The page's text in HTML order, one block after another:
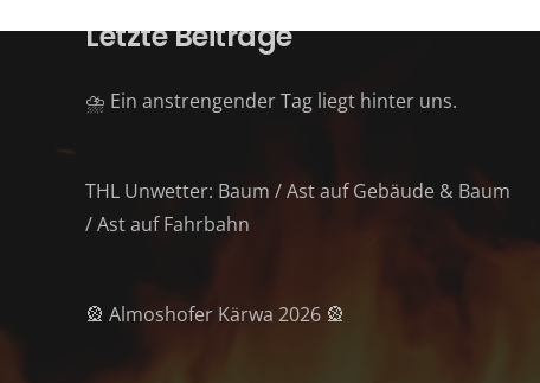
Letzte Beiträge
⛈️ Ein anstrengender Tag liegt hinter uns.
THL Unwetter: Baum / Ast auf Gebäude & Baum
/ Ast auf Fahrbahn
🎡 Almoshofer Kärwa 2026 🎡